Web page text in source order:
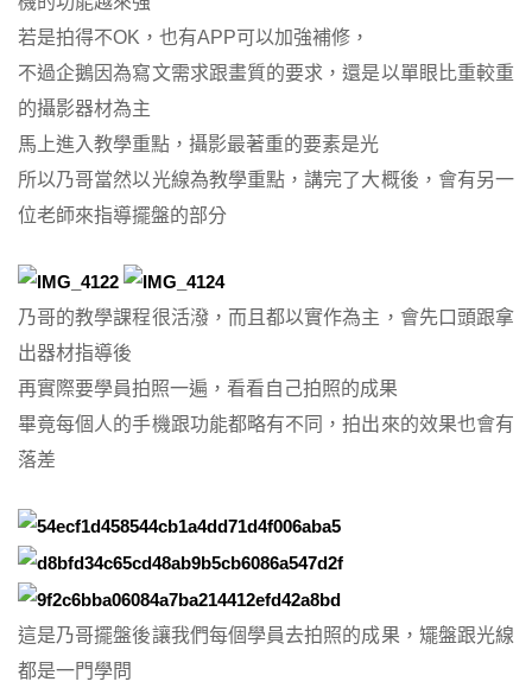
若是拍得不OK，也有APP可以加強補修，
不過企鵝因為寫文需求跟畫質的要求，還是以單眼比重較重
的攝影器材為主
馬上進入教學重點，攝影最著重的要素是光
所以乃哥當然以光線為教學重點，講完了大概後，會有另一
位老師來指導擺盤的部分
乃哥的教學課程很活潑，而且都以實作為主，會先口頭跟拿
出器材指導後
再實際要學員拍照一遍，看看自己拍照的成果
畢竟每個人的手機跟功能都略有不同，拍出來的效果也會有
落差
這是乃哥擺盤後讓我們每個學員去拍照的成果，矲盤跟光線
都是一門學問